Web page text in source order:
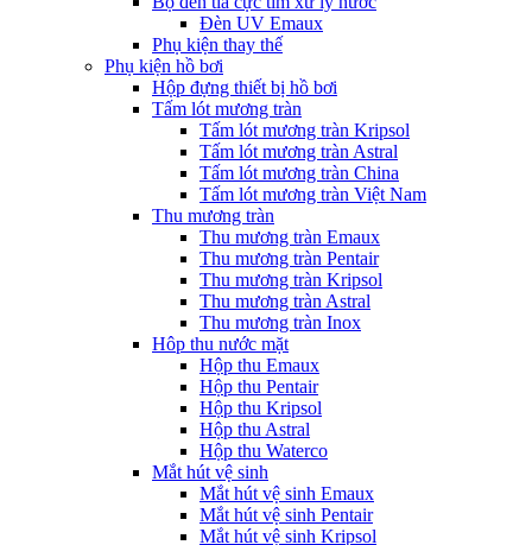
Đèn UV Emaux
Phụ kiện thay thế
Phụ kiện hồ bơi
Hộp đựng thiết bị hồ bơi
Tấm lót mương tràn
Tấm lót mương tràn Kripsol
Tấm lót mương tràn Astral
Tấm lót mương tràn China
Tấm lót mương tràn Việt Nam
Thu mương tràn
Thu mương tràn Emaux
Thu mương tràn Pentair
Thu mương tràn Kripsol
Thu mương tràn Astral
Thu mương tràn Inox
Hôp thu nước mặt
Hộp thu Emaux
Hộp thu Pentair
Hộp thu Kripsol
Hộp thu Astral
Hộp thu Waterco
Mắt hút vệ sinh
Mắt hút vệ sinh Emaux
Mắt hút vệ sinh Pentair
Mắt hút vệ sinh Kripsol